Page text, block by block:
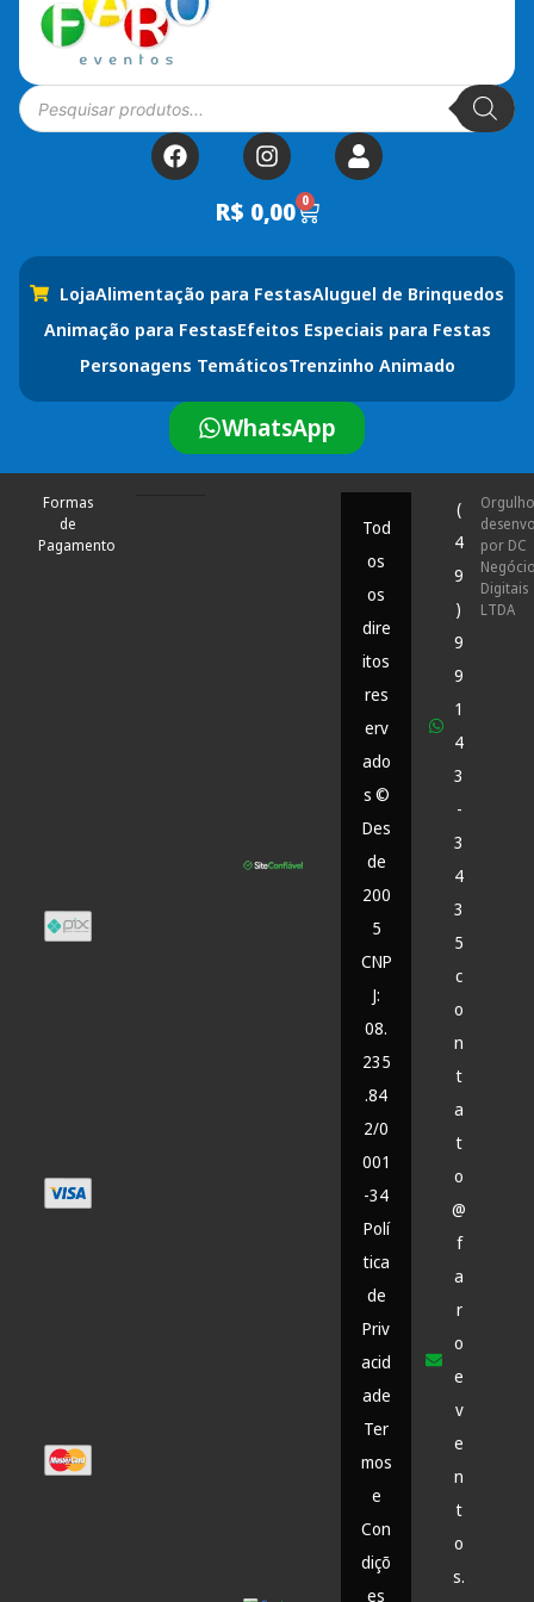
R$ 0,00 0
LojaAlimentação para FestasAluguel de Brinquedos
Animação para FestasEfeitos Especiais para Festas
Personagens TemáticosTrenzinho Animado
WhatsApp
Formas
de
Pagamento
Tod
os
os
dire
itos
res
erv
ado
s ©
Des
de
200
5
CNP
J:
08.
235
.84
2/0
001
-34
Polí
tica
de
Priv
acid
ade
Ter
mos
e
Con
diçõ
es
(
4
9
)
9
9
1
4
3
-
3
4
3
5
c
o
n
t
a
t
o
@
f
a
r
o
e
v
e
n
t
o
s.
por DC
Digitais
LTDA